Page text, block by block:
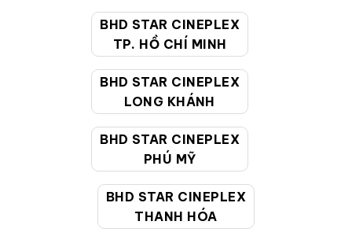
BHD STAR CINEPLEX
TP. HỒ CHÍ MINH
BHD STAR CINEPLEX
LONG KHÁNH
BHD STAR CINEPLEX
PHÚ MỸ
BHD STAR CINEPLEX
THANH HÓA
19002099
9:00 - 22:00 (Tất cả các ngày bao
gồm cả Lễ, Tết)
cskh@bhdstar.vn